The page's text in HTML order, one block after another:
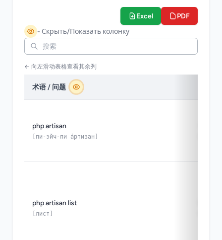
Excel PDF
- Скрыть/Показать колонку
← 向左滑动表格查看其余列
术语 / 问题
php artisan
[пи-эйч-пи а́ртизан]
php artisan list
[лист]